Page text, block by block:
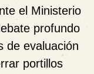
el Ministerio
profundo
de evaluación
portillos